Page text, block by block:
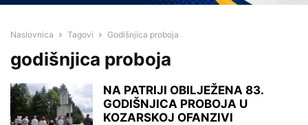
Naslovnica Tagovi Godišnjica proboja
godišnjica proboja
NA PATRIJI OBILJEŽENA 83.
GODIŠNJICA PROBOJA U
KOZARSKOJ OFANZIVI